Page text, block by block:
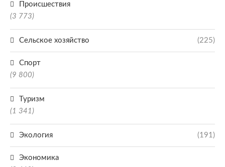
Происшествия
(3 773)
Сельское хозяйство (225)
Спорт
(9 800)
Туризм
(1 341)
Экология (191)
Экономика